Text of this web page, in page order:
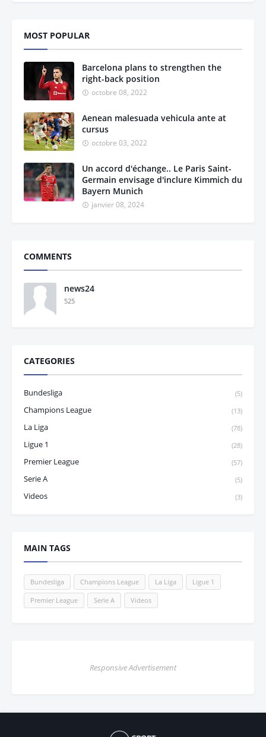
MOST POPULAR
Barcelona plans to strengthen the
right-back position
octobre 08, 2022
Aenean malesuada vehicula ante at
cursus
octobre 03, 2022
Un accord d'échange.. Le Paris Saint-
Germain envisage d'inclure Kimmich du
Bayern Munich
janvier 08, 2024
COMMENTS
news24
525
CATEGORIES
Bundesliga (5)
Champions League (13)
La Liga (78)
Ligue 1 (28)
Premier League (57)
Serie A (5)
Videos (3)
MAIN TAGS
Bundesliga Champions League La Liga Ligue 1
Premier League Serie A Videos
Responsive Advertisement